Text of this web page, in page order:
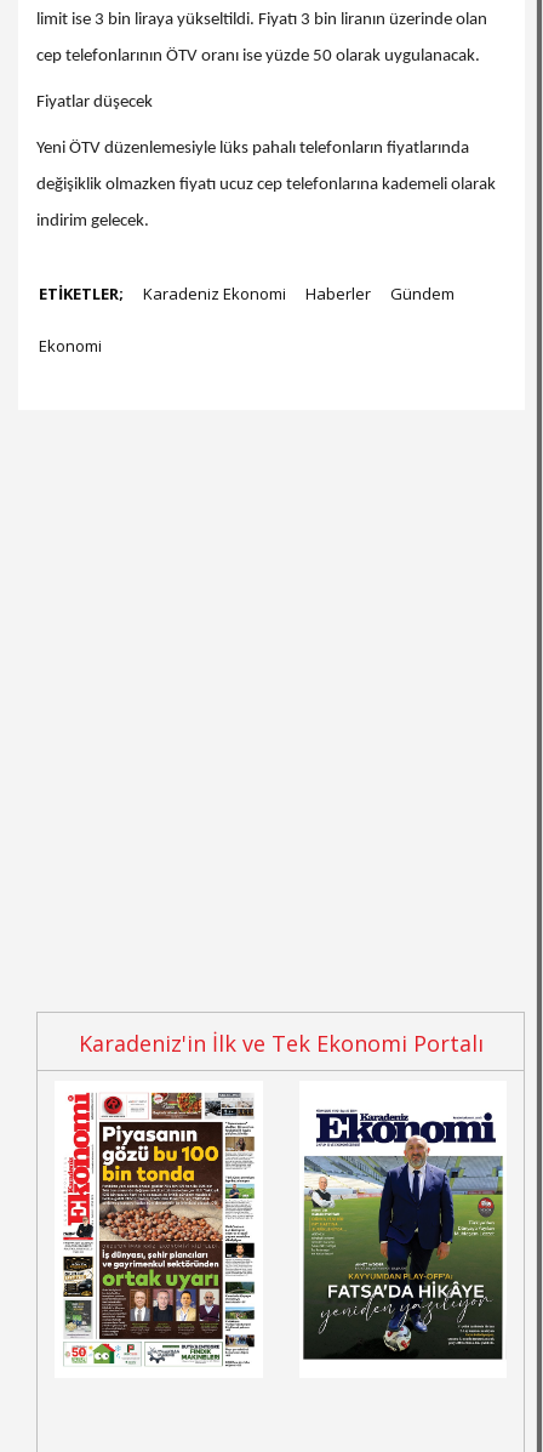
limit ise 3 bin liraya yükseltildi. Fiyatı 3 bin liranın üzerinde olan
cep telefonlarının ÖTV oranı ise yüzde 50 olarak uygulanacak.
Fiyatlar düşecek
Yeni ÖTV düzenlemesiyle lüks pahalı telefonların fiyatlarında
değişiklik olmazken fiyatı ucuz cep telefonlarına kademeli olarak
indirim gelecek.
ETİKETLER; Karadeniz Ekonomi Haberler Gündem
Ekonomi
Karadeniz'in İlk ve Tek Ekonomi Portalı